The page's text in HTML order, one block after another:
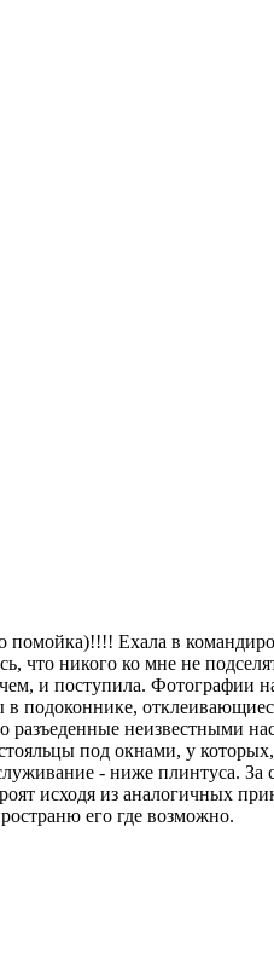
Ехала в
что никого ко мне не
и поступила. Фотографии
подоконнике,
неизвестными
под окнами, у
- ниже плинтуса. За
исходя из аналогичных
его где возможно.